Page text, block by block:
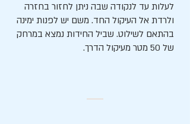
לעלות עד לנקודה שבה ניתן לחזור בחזרה
ולרדת אל העיקול החד. משם יש לפנות ימינה
בהתאם לשילוט. שביל החידות נמצא במרחק
של 50 מטר מעיקול הדרך.